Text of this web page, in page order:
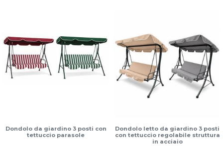
Dondolo da giardino 3 posti con
tettuccio parasole
Dondolo letto da giardino 3 posti
con tettuccio regolabile struttura
in acciaio